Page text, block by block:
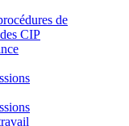
de
CIP